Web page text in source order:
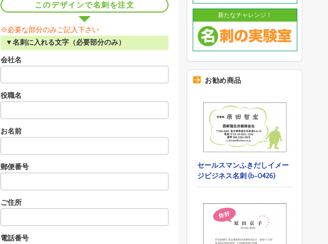
このデザインで名刺を注文
※必要な部分のみご記入下さい
▼名刺に入れる文字（必要部分のみ）
会社名
役職名
お名前
郵便番号
ご住所
電話番号
新たなチャレンジ！
お勧め商品
セールスマンふきだしイメー
ジビジネス名刺 (b-0426)